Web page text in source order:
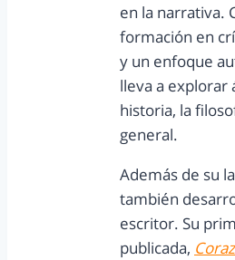
en la narrativa.
formación en
y un enfoque
lleva a explorar
historia, la
general.
Además de su
también
escritor. Su
publicada,